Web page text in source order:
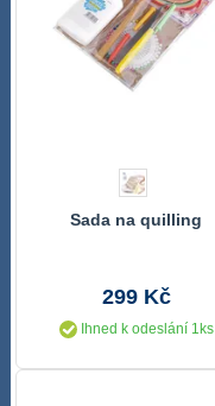
Sada na quilling
299 Kč
Ihned k odeslání 1ks